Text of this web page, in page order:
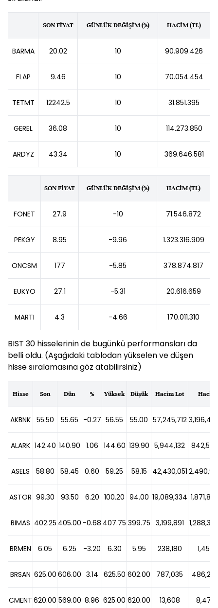
SON FİYAT GÜNLÜK DEĞİŞİM (%) HACİM (TL)
BARMA 20.02 10 90.909.426
FLAP 9.46 10 70.054.454
TETMT 12242.5 10 31.851.395
GEREL 36.08 10 114.273.850
ARDYZ 43.34 10 369.646.581
SON FİYAT GÜNLÜK DEĞİŞİM (%) HACİM (TL)
FONET 27.9 -10 71.546.872
PEKGY 8.95 -9.96 1.323.316.909
ONCSM 177 -5.85 378.874.817
EUKYO 27.1 -5.31 20.616.659
MARTI 4.3 -4.66 170.011.310
BIST 30 hisselerinin de bugünkü performansları da
belli oldu. (Aşağıdaki tablodan yükselen ve düşen
hisse sıralamasına göz atabilirsiniz)
Hisse Son Dün % Yüksek Düşük Hacim Lot Hacim
AKBNK 55.50 55.65 -0.27 56.55 55.00 57,245,712
ALARK 142.40 140.90 1.06 144.60 139.90 5,944,132
ASELS 58.80 58.45 0.60 59.25 58.15 42,430,051
ASTOR 99.30 93.50 6.20 100.20 94.00 19,089,334
BIMAS 402.25 405.00 -0.68 407.75 399.75 3,199,891
BRMEN 6.05 6.25 -3.20 6.30 5.95 238,180
BRSAN 625.00 606.00 3.14 625.50 602.00 787,035
CMENT 620.00 569.00 8.96 625.00 620.00 13,608